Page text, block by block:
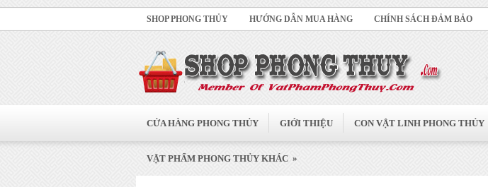
SHOP PHONG THỦY HƯỚNG DẪN MUA HÀNG CHÍNH SÁCH ĐẢM BẢO
CỬA HÀNG PHONG THỦY GIỚI THIỆU CON VẬT LINH PHONG THỦY
VẬT PHẨM PHONG THỦY KHÁC »